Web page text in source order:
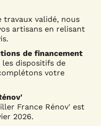
travaux validé, nous
artisans en relisant
de financement
les dispositifs de
votre
France Rénov' est
2026.